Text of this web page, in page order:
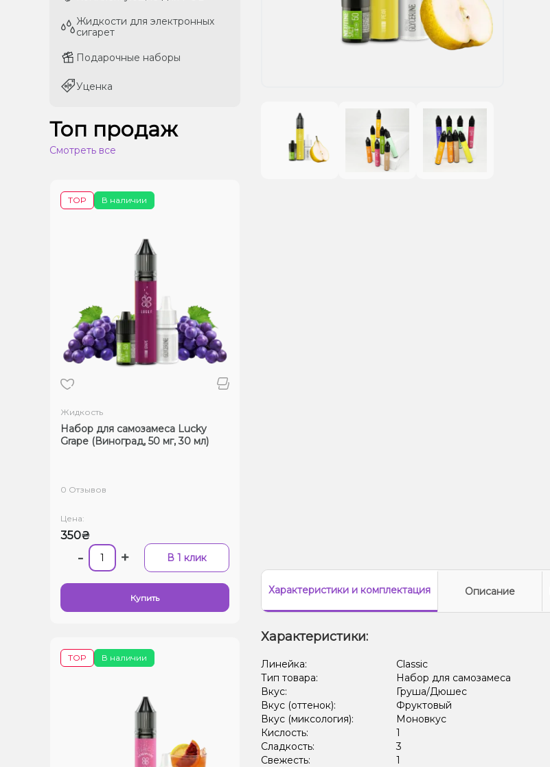
Жидкости для электронных
сигарет
Подарочные наборы
Уценка
Жидкости для электронных
сигарет
Подарочные наборы
Уценка
Топ продаж
Смотреть все
В наличии
TOP
Жидкость
Набор для самозамеса Lucky
Grape (Виноград, 50 мг, 30 мл)
0 Отзывов
Цена:
350₴
- + В 1 клик
Купить
В наличии
TOP
Характеристикии комплектация Описание
Характеристики:
Линейка:
Classic
Тип товара:
Набор для самозамеса
Вкус:
Груша/Дюшес
Вкус (оттенок):
Фруктовый
Вкус (миксология):
Моновкус
Кислость:
1
Сладкость:
3
Свежесть:
1